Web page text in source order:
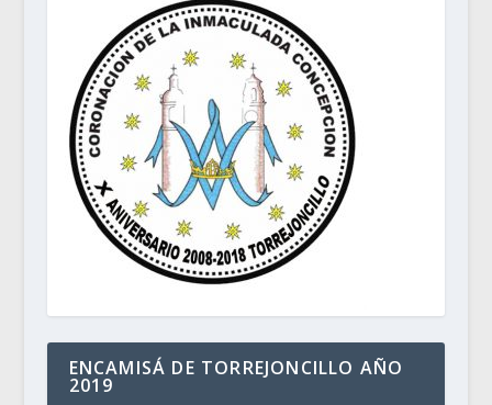
ENCAMISÁ DE TORREJONCILLO AÑO
2019